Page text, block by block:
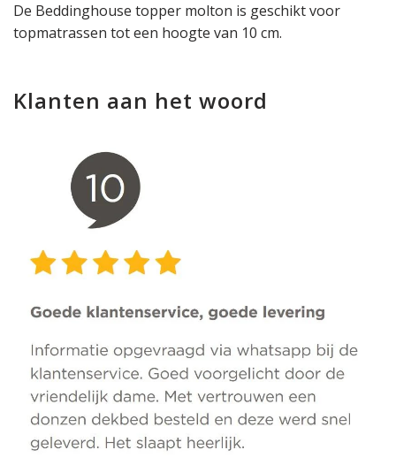
De Beddinghouse topper molton is geschikt voor
topmatrassen tot een hoogte van 10 cm.
Klanten aan het woord